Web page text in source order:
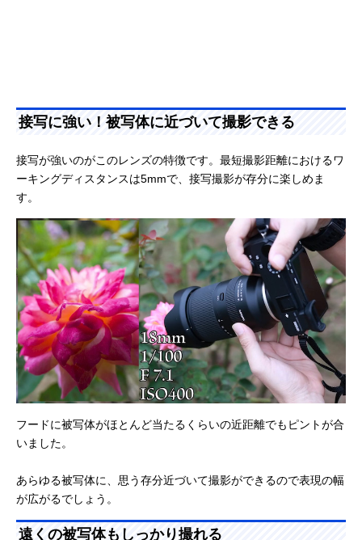
接写に強い！被写体に近づいて撮影できる
接写が強いのがこのレンズの特徴です。最短撮影距離におけるワ
ーキングディスタンスは5mmで、接写撮影が存分に楽しめま
す。
フードに被写体がほとんど当たるくらいの近距離でもピントが合
いました。
あらゆる被写体に、思う存分近づいて撮影ができるので表現の幅
が広がるでしょう。
遠くの被写体もしっかり撮れる